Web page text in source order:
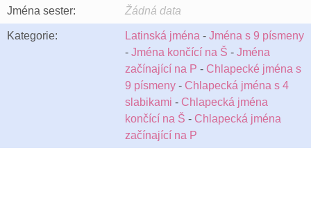
Jména sester: Žádná data
Kategorie: Latinská jména - Jména s 9 písmeny
- Jména končící na Š - Jména
začínající na P - Chlapecké jména s
9 písmeny - Chlapecká jména s 4
slabikami - Chlapecká jména
končící na Š - Chlapecká jména
začínající na P